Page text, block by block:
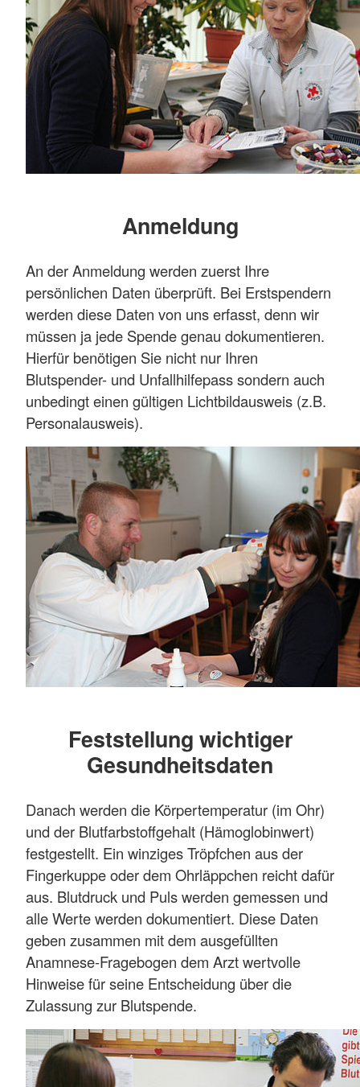
Anmeldung
An der Anmeldung werden zuerst Ihre
persönlichen Daten überprüft. Bei Erstspendern
werden diese Daten von uns erfasst, denn wir
müssen ja jede Spende genau dokumentieren.
Hierfür benötigen Sie nicht nur Ihren
Blutspender- und Unfallhilfepass sondern auch
unbedingt einen gültigen Lichtbildausweis (z.B.
Personalausweis).
Feststellung wichtiger
Gesundheitsdaten
Danach werden die Körpertemperatur (im Ohr)
und der Blutfarbstoffgehalt (Hämoglobinwert)
festgestellt. Ein winziges Tröpfchen aus der
Fingerkuppe oder dem Ohrläppchen reicht dafür
aus. Blutdruck und Puls werden gemessen und
alle Werte werden dokumentiert. Diese Daten
geben zusammen mit dem ausgefüllten
Anamnese-Fragebogen dem Arzt wertvolle
Hinweise für seine Entscheidung über die
Zulassung zur Blutspende.